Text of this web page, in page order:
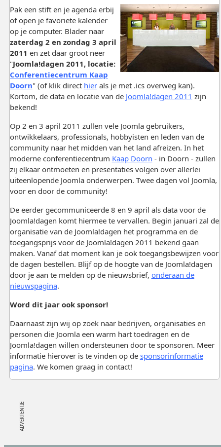
Pak een stift en je agenda erbij
of open je favoriete kalender
op je computer. Blader naar
zaterdag 2 en zondag 3 april
2011 en zet daar groot neer
"Joomla!dagen 2011, locatie:
Conferentiecentrum Kaap
Doorn" (of klik direct hierals je met .ics overweg kan).
Kortom, de data en locatie van de Joomla!dagen 2011 zijn
bekend!
Op 2 en 3 april 2011 zullen vele Joomla gebruikers,
ontwikkelaars, professionals, hobbyisten en leden van de
community naar het midden van het land afreizen. In het
moderne conferentiecentrum Kaap Doorn - in Doorn - zullen
zij elkaar ontmoeten en presentaties volgen over allerlei
uiteenlopende Joomla onderwerpen. Twee dagen vol Joomla,
voor en door de community!
De eerder gecommuniceerde 8 en 9 april als data voor de
Joomla!dagen komt hiermee te vervallen. Begin januari zal de
organisatie van de Joomla!dagen het programma en de
toegangsprijs voor de Joomla!dagen 2011 bekend gaan
maken. Vanaf dat moment kan je ook toegangsbewijzen voor
de dagen bestellen. Blijf op de hoogte van de Joomla!dagen
door je aan te melden op de nieuwsbrief, onderaan de
nieuwspagina.
Word dit jaar ook sponsor!
Daarnaast zijn wij op zoek naar bedrijven, organisaties en
personen die Joomla een warm hart toedragen en de
Joomla!dagen willen ondersteunen door te sponsoren. Meer
informatie hierover is te vinden op de sponsorinformatie
pagina. We komen graag in contact!